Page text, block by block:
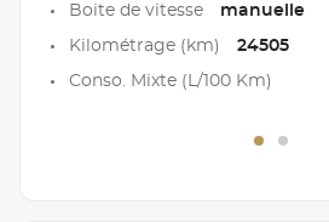
Boite de vitesse manuelle
Kilométrage (km) 24505
Conso. Mixte (L/100 Km)